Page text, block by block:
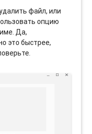
файл, или
опцию
Да,
это быстрее,